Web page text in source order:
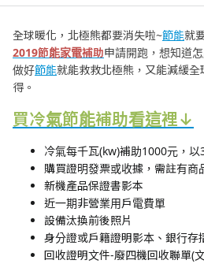
全球暖化，北極熊都要消失啦~節能就
2019節能家電補助申請開跑，想知道
做好節能就能救救北極熊，又能減緩
得。
買冷氣節能補助看這裡↓
冷氣每千瓦(kw)補助1000元，以
購買證明發票或收據，需註有商
新機產品保證書影本
近一期非營業用戶電費單
設備汰換前後照片
身分證或戶籍證明影本、銀行存
回收證明文件-廢四機回收聯單(